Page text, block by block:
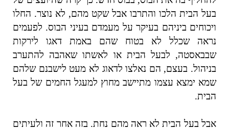
בעל הבית הלכו והתרבו אבל שקט מהם, לא נוצר. החלו
ויכוחים ביניהם בעיקר על מעמדם בעיני הבוס. לפעמים
נראה שכלל לא בטוח שהם באמת דאגו לירקות
שבבאסטה, לבעל הבית או לאשתו שאהבה להתערב
בניהול. בעצם, הם נאלצו לדאוג לא מעט לישבנם שלהם
שמא ימצא עצמו מתיישב מחוץ למעגל החמים של בעל
הבית.
אבל בעל הבית לא ראה מהם נחת. בזה אחר זה ולעיתים